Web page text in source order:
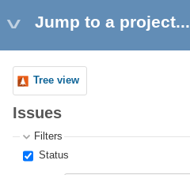
Jump to a project...
Tree view
Issues
Filters
Status